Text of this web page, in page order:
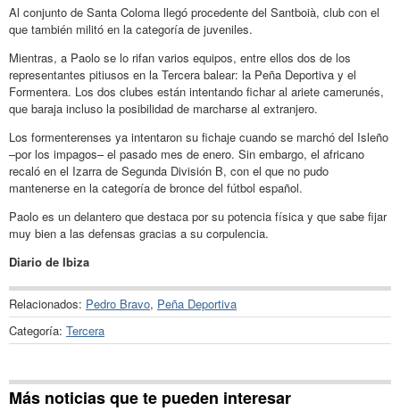
Al conjunto de Santa Coloma llegó procedente del Santboià, club con el
que también militó en la categoría de juveniles.
Mientras, a Paolo se lo rifan varios equipos, entre ellos dos de los
representantes pitiusos en la Tercera balear: la Peña Deportiva y el
Formentera. Los dos clubes están intentando fichar al ariete camerunés,
que baraja incluso la posibilidad de marcharse al extranjero.
Los formenterenses ya intentaron su fichaje cuando se marchó del Isleño
–por los impagos– el pasado mes de enero. Sin embargo, el africano
recaló en el Izarra de Segunda División B, con el que no pudo
mantenerse en la categoría de bronce del fútbol español.
Paolo es un delantero que destaca por su potencia física y que sabe fijar
muy bien a las defensas gracias a su corpulencia.
Diario de Ibiza
Relacionados: Pedro Bravo, Peña Deportiva
Categoría: Tercera
Más noticias que te pueden interesar